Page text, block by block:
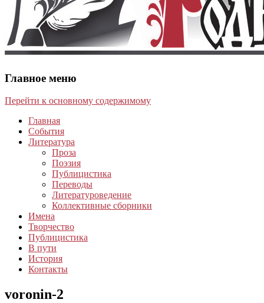
Главное меню
Перейти к основному содержимому
Главная
События
Литература
Проза
Поэзия
Публицистика
Переводы
Литературоведение
Коллективные сборники
Имена
Творчество
Публицистика
В пути
История
Контакты
voronin-2